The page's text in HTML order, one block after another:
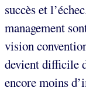
succès et
management
vision
devient difficile
encore moins